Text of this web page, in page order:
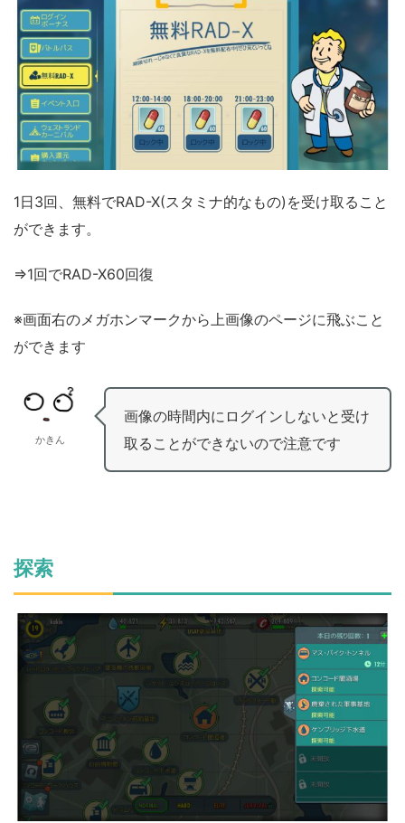
1日3回、無料でRAD-X(スタミナ的なもの)を受け取ること
ができます。
⇒1回でRAD-X60回復
※画面右のメガホンマークから上画像のページに飛ぶこと
ができます
かきん
画像の時間内にログインしないと受け
取ることができないので注意です
探索